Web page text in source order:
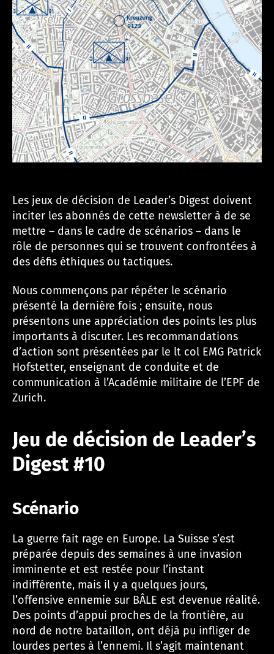
s.
c
h
Les jeux de décision de Leader’s Digest doivent
inciter les abonnés de cette newsletter à de se
mettre – dans le cadre de scénarios – dans le
rôle de personnes qui se trouvent confrontées à
des défis éthiques ou tactiques.
Nous commençons par répéter le scénario
présenté la dernière fois ; ensuite, nous
présentons une appréciation des points les plus
importants à discuter. Les recommandations
d’action sont présentées par le lt col EMG Patrick
Hofstetter, enseignant de conduite et de
communication à l’Académie militaire de l’EPF de
Zurich.
Jeu de décision de Leader’s
Digest #10
Scénario
La guerre fait rage en Europe. La Suisse s’est
préparée depuis des semaines à une invasion
imminente et est restée pour l’instant
indifférente, mais il y a quelques jours,
l’offensive ennemie sur BÂLE est devenue réalité.
Des points d’appui proches de la frontière, au
nord de notre bataillon, ont déjà pu infliger de
lourdes pertes à l’ennemi. Il s’agit maintenant